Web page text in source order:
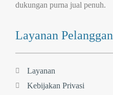
dukungan purna jual penuh.
Layanan Pelanggan
Layanan
Kebijakan Privasi